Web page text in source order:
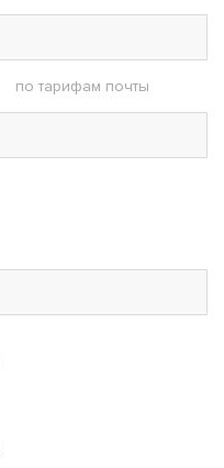
по тарифам почты